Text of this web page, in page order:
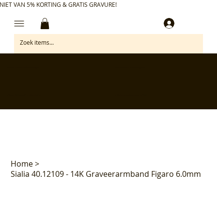
VAN 5% KORTING & GRATIS GRAVURE!
Home>
Sialia 40.12109 - 14K Graveerarmband Figaro 6.0mm